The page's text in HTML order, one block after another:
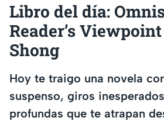
Libro del día:
Reader’s
Shong
Hoy te traigo una novela
suspenso, giros
profundas que te atrapan